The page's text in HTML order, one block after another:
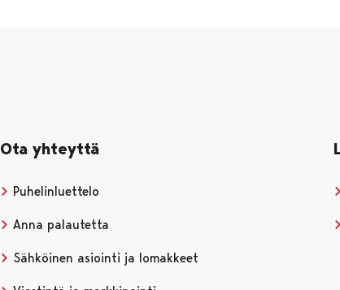
Ota yhteyttä
Puhelinluettelo
Anna palautetta
Sähköinen asiointi ja lomakkeet